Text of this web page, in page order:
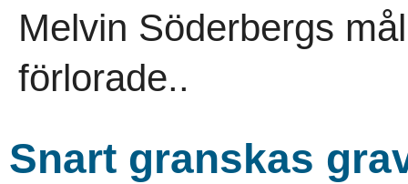
Melvin Söderbergs
förlorade..
Snart granskas